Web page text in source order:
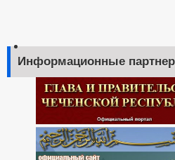
Информационные